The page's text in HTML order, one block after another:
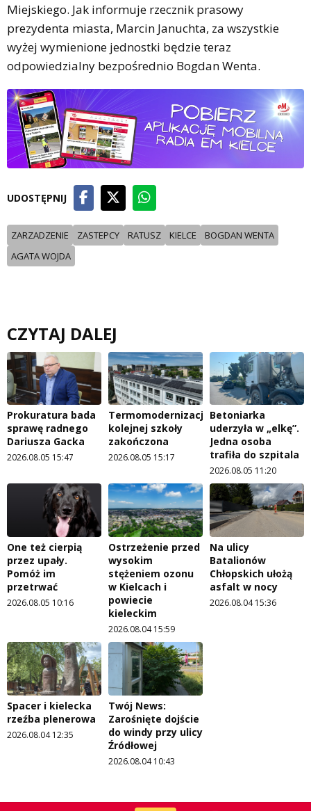
Miejskiego. Jak informuje rzecznik prasowy
prezydenta miasta, Marcin Januchta, za wszystkie
wyżej wymienione jednostki będzie teraz
odpowiedzialny bezpośrednio Bogdan Wenta.
UDOSTĘPNIJ
ZARZADZENIE ZASTEPCY RATUSZ KIELCE
BOGDAN WENTA
AGATA WOJDA
CZYTAJ DALEJ
Prokuratura bada
sprawę radnego
Dariusza Gacka
2026.08.05 15:47
Termomodernizacja
kolejnej szkoły
zakończona
2026.08.05 15:17
Betoniarka
uderzyła w „elkę”.
Jedna osoba
trafiła do szpitala
2026.08.05 11:20
One też cierpią
przez upały.
Pomóż im
przetrwać
2026.08.05 10:16
Ostrzeżenie przed
wysokim
stężeniem ozonu
w Kielcach i
powiecie
kieleckim
2026.08.04 15:59
Na ulicy
Batalionów
Chłopskich ułożą
asfalt w nocy
2026.08.04 15:36
Spacer i kielecka
rzeźba plenerowa
2026.08.04 12:35
Twój News:
Zarośnięte dojście
do windy przy ulicy
Źródłowej
2026.08.04 10:43